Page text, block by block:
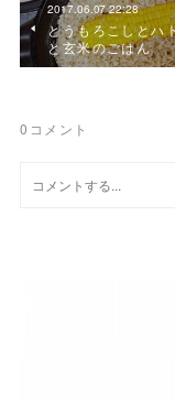
2017.06.07 22:28
とうもろこしとハ
と玄米のごはん
0 コメント